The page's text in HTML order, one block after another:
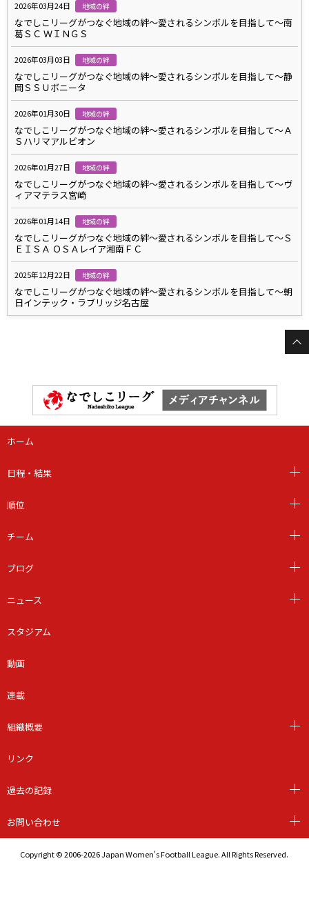
2026年03月24日 地域の絆
なでしこリーグがつなぐ地域の絆～愛されるシンボルを目指して～南
葛ＳＣ ＷＩＮＧＳ
2026年03月03日 地域の絆
なでしこリーグがつなぐ地域の絆～愛されるシンボルを目指して～静
岡ＳＳＵボニータ
2026年01月30日 地域の絆
なでしこリーグがつなぐ地域の絆～愛されるシンボルを目指して～Ａ
Ｓハリマアルビオン
2026年01月27日 地域の絆
なでしこリーグがつなぐ地域の絆～愛されるシンボルを目指して～ヴ
ィアマテラス宮崎
2026年01月14日 地域の絆
なでしこリーグがつなぐ地域の絆～愛されるシンボルを目指して～Ｓ
ＥＩＳＡ ＯＳＡレイア湘南ＦＣ
2025年12月22日 地域の絆
なでしこリーグがつなぐ地域の絆～愛されるシンボルを目指して～朝
日インテック・ラブリッジ名古屋
ホーム
日程・結果
順位
チーム
ブログ
ニュース
スタジアム
動画
連載
組織概要
リンク
過去の記録
お問い合わせ
Copyright © 2006-2026 Japan Women's Football League. All Rights Reserved.